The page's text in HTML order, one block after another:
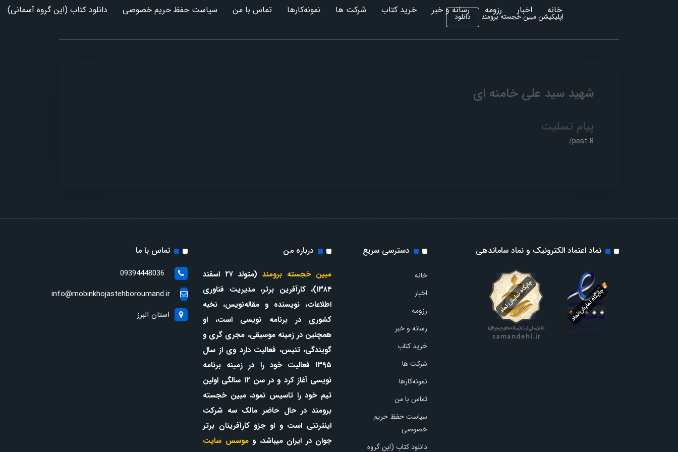
اپلیکیشن مبین خجسته برومند دانلود
خانه اخبار رزومه رسانه و خبر خرید کتاب شرکت ها نمونه‌کارها تماس با من سیاست حفظ حریم خصوصی دانلود کتاب (این گروه آسمانی)
شهید سید علی خامنه ای
پیام تسلیت
/post-8
نماد اعتماد الکترونیک و نماد ساماندهی دسترسی سریع
خانه
اخبار
رزومه
رسانه و خبر
خرید کتاب
شرکت ها
نمونه‌کارها
تماس با من
سیاست حفظ حریم
خصوصی
دانلود کتاب (این گروه
درباره من
مبین خجسته برومند
(متولد ۲۷ اسفند
۱۳۸۴)، کارآفرین برتر، مدیریت فناوری
اطلاعات، نویسنده و مقاله‌نویس، نخبه
کشوری در برنامه نویسی است، او
همچنین در زمینه موسیقی، مجری گری و
گویندگی، تنیس، فعالیت دارد وی از سال
۱۳۹۵ فعالیت خود را در زمینه برنامه
نویسی آغاز کرد و در سن ۱۲ سالگی اولین
تیم خود را تاسیس نمود، مبین خجسته
برومند در حال حاضر مالک سه شرکت
اینترنتی است و او جزو کارآفرینان برتر
جوان در ایران میباشد، و موسس سایت
تماس با ما
09394448036
info@mobinkhojastehboroumand.ir
استان البرز